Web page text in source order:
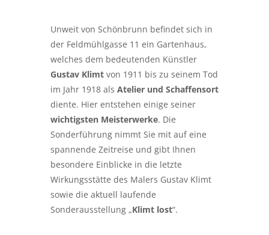
Unweit von Schönbrunn befindet sich in
der Feldmühlgasse 11 ein Gartenhaus,
welches dem bedeutenden Künstler
Gustav Klimt von 1911 bis zu seinem Tod
im Jahr 1918 als Atelier und Schaffensort
diente. Hier entstehen einige seiner
wichtigsten Meisterwerke. Die
Sonderführung nimmt Sie mit auf eine
spannende Zeitreise und gibt Ihnen
besondere Einblicke in die letzte
Wirkungsstätte des Malers Gustav Klimt
sowie die aktuell laufende
Sonderausstellung „Klimt lost“.